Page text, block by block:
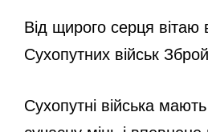
Від щирого серця вітаю
Сухопутних військ
Сухопутні війська мають